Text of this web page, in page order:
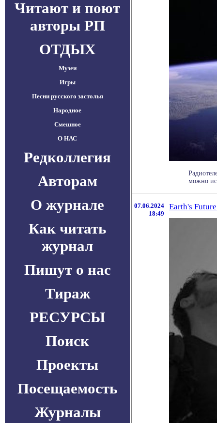
Читают и поют
авторы РП
ОТДЫХ
Музеи
Игры
Песни русского застолья
Народное
Смешное
О НАС
Редколлегия
Авторам
О журнале
Как читать
журнал
Пишут о нас
Тираж
РЕСУРСЫ
Поиск
Проекты
Посещаемость
Журналы
можно
07.06.2024
18:49
Earth's